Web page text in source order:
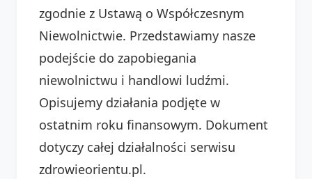
zgodnie z Ustawą o Współczesnym
Niewolnictwie. Przedstawiamy nasze
podejście do zapobiegania
niewolnictwu i handlowi ludźmi.
Opisujemy działania podjęte w
ostatnim roku finansowym. Dokument
dotyczy całej działalności serwisu
zdrowieorientu.pl.